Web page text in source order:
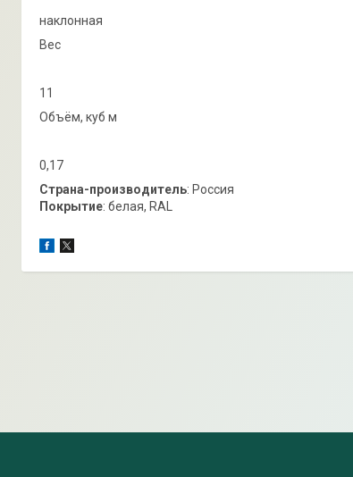
наклонная
Вес
11
Объём, куб м
0,17
Cтрана-производитель: Россия
Покрытие: белая, RAL